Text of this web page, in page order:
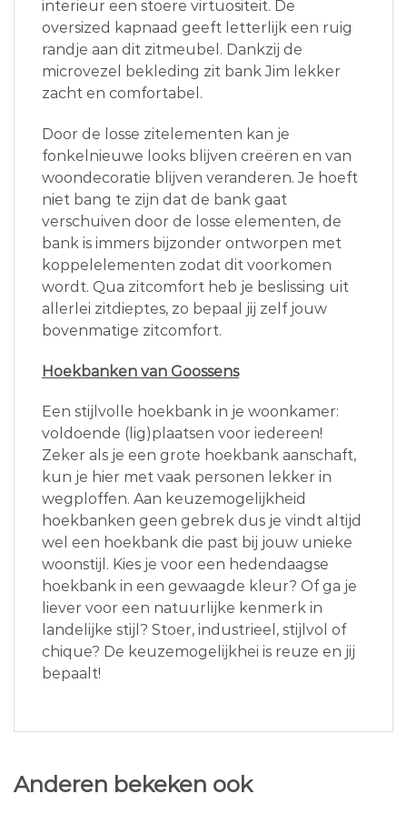
interieur een stoere virtuositeit. De
oversized kapnaad geeft letterlijk een ruig
randje aan dit zitmeubel. Dankzij de
microvezel bekleding zit bank Jim lekker
zacht en comfortabel.
Door de losse zitelementen kan je
fonkelnieuwe looks blijven creëren en van
woondecoratie blijven veranderen. Je hoeft
niet bang te zijn dat de bank gaat
verschuiven door de losse elementen, de
bank is immers bijzonder ontworpen met
koppelelementen zodat dit voorkomen
wordt. Qua zitcomfort heb je beslissing uit
allerlei zitdieptes, zo bepaal jij zelf jouw
bovenmatige zitcomfort.
Hoekbanken van Goossens
Een stijlvolle hoekbank in je woonkamer:
voldoende (lig)plaatsen voor iedereen!
Zeker als je een grote hoekbank aanschaft,
kun je hier met vaak personen lekker in
wegploffen. Aan keuzemogelijkheid
hoekbanken geen gebrek dus je vindt altijd
wel een hoekbank die past bij jouw unieke
woonstijl. Kies je voor een hedendaagse
hoekbank in een gewaagde kleur? Of ga je
liever voor een natuurlijke kenmerk in
landelijke stijl? Stoer, industrieel, stijlvol of
chique? De keuzemogelijkhei is reuze en jij
bepaalt!
Anderen bekeken ook